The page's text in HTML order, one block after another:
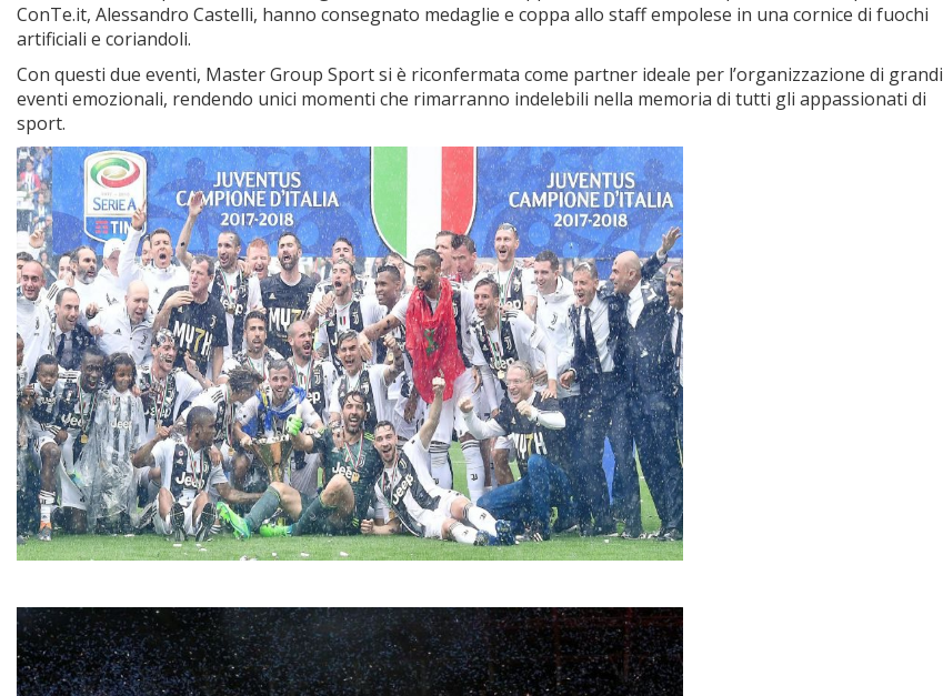
ConTe.it, Alessandro Castelli, hanno consegnato medaglie e coppa allo staff empolese in una cornice di fuochi
artificiali e coriandoli.
Con questi due eventi, Master Group Sport si è riconfermata come partner ideale per l’organizzazione di grandi
eventi emozionali, rendendo unici momenti che rimarranno indelebili nella memoria di tutti gli appassionati di
sport.